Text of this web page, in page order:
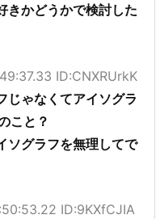
きかどうかで検討した
ID:CNXRUrkK
じゃなくてアイソグラ
こと？
ソグラフを無理してで
ID:9KXfCJIA